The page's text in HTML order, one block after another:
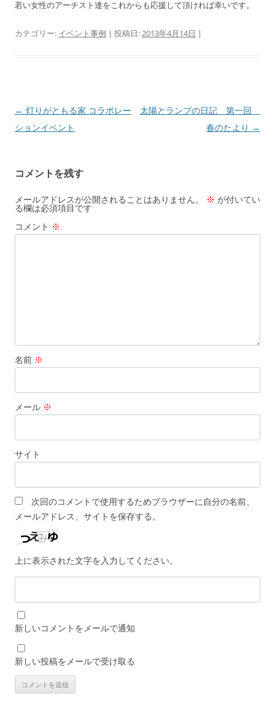
若い女性のアーチスト達をこれからも応援して頂ければ幸いです。
カテゴリー: イベント事例 | 投稿日:2013年4月14日 |
投
稿
ゲ
ー
シ
ョ
← 灯りがともる家 コラボレー
ションイベント
太陽とランプの日記 第一回
春のたより →
コメントを残す
メールアドレスが公開されることはありません。 ※ が付いてい
る欄は必須項目です
コメント ※
名前 ※
メール ※
サイト
次回のコメントで使用するためブラウザーに自分の名前、
メールアドレス、サイトを保存する。
上に表示された文字を入力してください。
新しいコメントをメールで通知
新しい投稿をメールで受け取る